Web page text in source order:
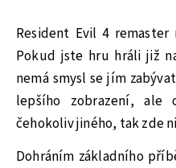
Resident Evil 4
Pokud jste hru hráli již
nemá smysl se jím
lepšího zobrazení, ale
čehokoliv jiného, tak zde
Dohráním základního